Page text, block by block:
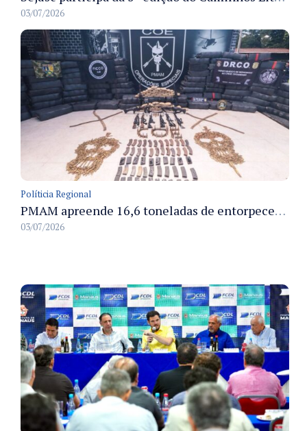
03/07/2026
Políticia Regional
PMAM apreende 16,6 toneladas de entorpecentes e registra aumento nas prisões em flagrante e nas capturas de foragidos no primeiro semestre de 2026
03/07/2026